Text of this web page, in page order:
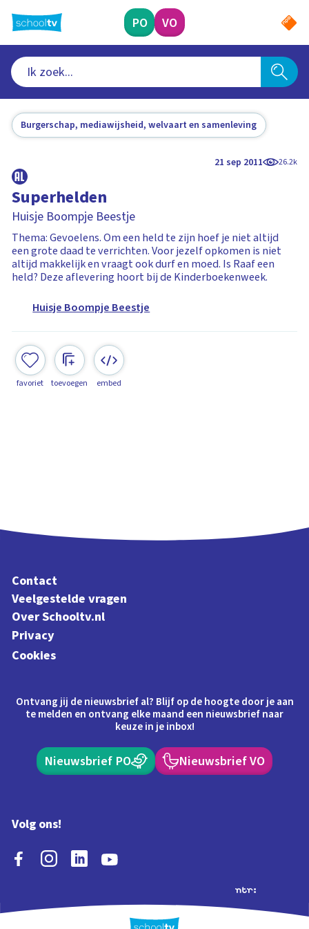
naar
hoofdinhoud
PO VO
Burgerschap, mediawijsheid, welvaart en samenleving
21 sep 2011 26.2k
Superhelden
Huisje Boompje Beestje
Thema: Gevoelens. Om een held te zijn hoef je niet altijd
een grote daad te verrichten. Voor jezelf opkomen is niet
altijd makkelijk en vraagt ook durf en moed. Is Raaf een
held? Deze aflevering hoort bij de Kinderboekenweek.
Huisje Boompje Beestje
favoriet toevoegen embed
Contact
Veelgestelde vragen
Over Schooltv.nl
Privacy
Cookies
Ontvang jij de nieuwsbrief al? Blijf op de hoogte door je aan
te melden en ontvang elke maand een nieuwsbrief naar
keuze in je inbox!
Nieuwsbrief PO Nieuwsbrief VO
Volg ons!